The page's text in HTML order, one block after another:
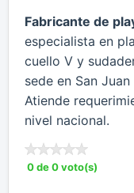
Fabricante de
especialista en
cuello V y
sede en San
Atiende
nivel nacional.
0 de 0 voto(s)